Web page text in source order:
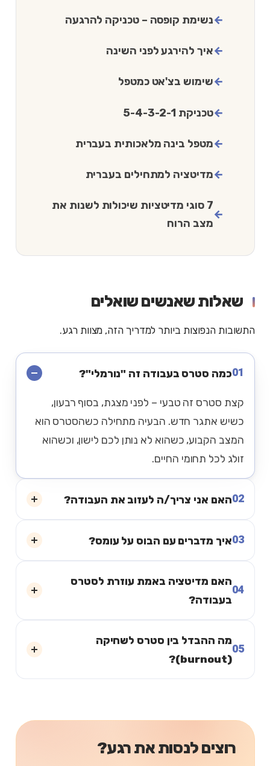
נשימת קופסה – טכניקה להרגעה
איך להירגע לפני השינה
שימוש בצ'אט כמטפל
טכניקת 5-4-3-2-1
מטפל בינה מלאכותית בעברית
מדיטציה למתחילים בעברית
7 סוגי מדיטציות שיכולות לשנות את
מצב הרוח
שאלות שאנשים שואלים
התשובות הנפוצות ביותר למדריך הזה, מצוות רגע.
01כמה סטרס בעבודה זה "נורמלי"?
קצת סטרס זה טבעי – לפני מצגת, בסוף רבעון,
כשיש אתגר חדש. הבעיה מתחילה כשהסטרס הוא
המצב הקבוע, כשהוא לא נותן לכם לישון, וכשהוא
זולג לכל תחומי החיים.
02האם אני צריך/ה לעזוב את העבודה?
03איך מדברים עם הבוס על עומס?
04
האם מדיטציה באמת עוזרת לסטרס
בעבודה?
05
מה ההבדל בין סטרס לשחיקה
(burnout)?
רוצים לנסות את רגע?